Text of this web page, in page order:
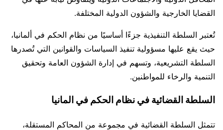
القضايا الخارجية والشؤون الدولية المختلفة.
تُعتبر السلطة التنفيذية جزءًا أساسيًا من نظام الحكم في ألمانيا،
حيث يقع عليها مسؤولية تنفيذ السياسات والقوانين التي تُصدرها
السلطة التشريعية، وتسهم في إدارة الشؤون العامة وتحقيق
التنمية والرخاء للمواطنين.
السلطة القضائية في نظام الحكم في المانيا
تتمثل السلطة القضائية في مجموعة من المحاكم المستقلة،